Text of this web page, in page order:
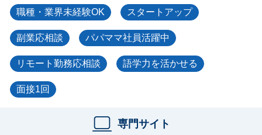
職種・業界未経験OK スタートアップ
副業応相談 パパママ社員活躍中
リモート勤務応相談 語学力を活かせる
面接1回
専門サイト